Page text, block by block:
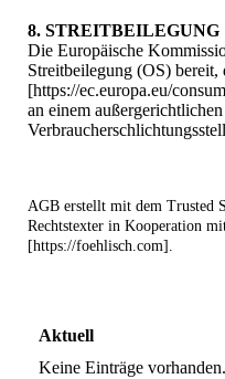
8. STREITBEILEGUNG
Die Europäische
Streitbeilegung (OS) bereit,
[https://ec.europa.eu/
an einem
AGB erstellt mit dem Trusted
Rechtstexter in Kooperation
[https://foehlisch.com].
Aktuell
Keine Einträge vorhanden.